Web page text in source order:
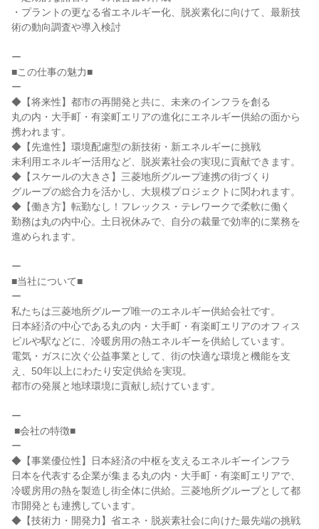
・プラントの更なる省エネルギー化、脱炭素化に向けて、最新技
術の動向調査や導入検討
ー
■この仕事の魅力■
ー
◆【将来性】都市の再開発と共に、未来のインフラを創る
丸の内・大手町・有楽町エリアの進化にエネルギー供給の面から
携われます。
◆【先進性】環境配慮型の新技術・新エネルギーに挑戦
未利用エネルギー活用など、脱炭素社会の実現に貢献できます。
◆【スケールの大きさ】三菱地所グループ連携の街づくり
グループの総合力を活かし、大規模プロジェクトに関われます。
◆【働き方】転勤なし！フレックス・テレワークで柔軟に働く
勤務は丸の内中心。土日祝休みで、自分の裁量で効率的に業務を
進められます。
ー
■当社について■
ー
私たちは三菱地所グループ唯一のエネルギー供給会社です。
日本経済の中心である丸の内・大手町・有楽町エリアのオフィス
ビルや駅などに、冷暖房用の熱エネルギーを供給しています。
電気・ガスに次ぐ公益事業として、街の快適な環境と機能を支
え、50年以上にわたり安定供給を実現。
都市の発展と地球環境に貢献し続けています。
ー
ー
◆【事業優位性】日本経済の中枢を支えるエネルギーインフラ
日本を代表する企業が集まる丸の内・大手町・有楽町エリアで、
冷暖房用の熱を製造し街全体に供給。三菱地所グループとして都
市開発とも連携しています。
◆【技術力・開発力】省エネ・脱炭素社会に向けた最先端の挑戦